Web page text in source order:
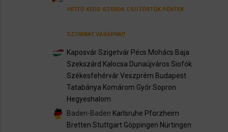
HÉTFŐ KEDD SZERDA CSÜTÖRTÖK PÉNTEK
SZOMBAT VASÁRNAP
KaposvárSzigetvár Pécs Mohács Baja
Szekszárd Kalocsa Dunaújváros Siofók
SzékesfehérvárVeszprém Budapest
Tatabánya Komárom GyőrSopron
Hegyeshalom
Baden-Baden Karlsruhe Pforzheim
Bretten Stuttgart Göppingen Nürtingen